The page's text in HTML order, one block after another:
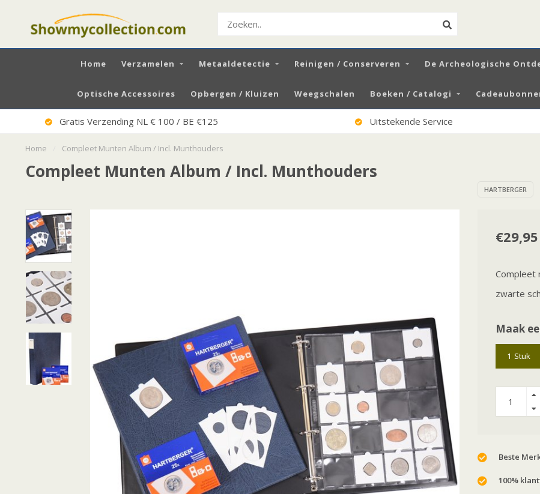
Home Verzamelen Metaaldetectie Reinigen / Conserveren De Archeologische
Optische Accessoires Opbergen / Kluizen Weegschalen Boeken / Catalogi
Gratis Verzending NL € 100 / BE €125 Uitstekende Service
Home Compleet Munten Album / Incl. Munthouders
Compleet Munten Album / Incl. Munthouders
HARTBERGER
€29,95
Compleet
zwarte
Maak
1 Stuk
Beste
100%